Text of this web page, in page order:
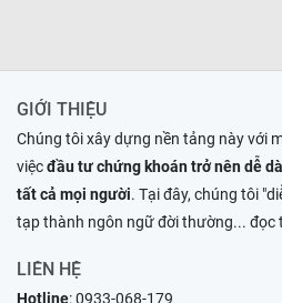
GIỚI THIỆU
Chúng tôi xây dựng nền tảng này với
việcđầu tư chứng khoán trở nên dễ
tất cả mọi người. Tại đây, chúng tôi
tạp thành ngôn ngữ đời thường... đọc
LIÊN HỆ
Hotline:0933-068-179